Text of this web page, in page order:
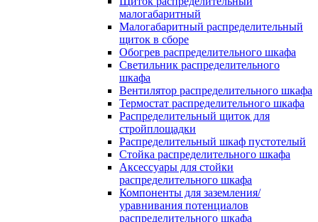
малогабаритный
Малогабаритный распределительный
щиток в сборе
Обогрев распределительного шкафа
Светильник распределительного
шкафа
Вентилятор распределительного шкафа
Термостат распределительного шкафа
Распределительный щиток для
стройплощадки
Распределительный шкаф пустотелый
Стойка распределительного шкафа
Аксессуары для стойки
распределительного шкафа
Компоненты для заземления/
уравнивания потенциалов
распределительного шкафа